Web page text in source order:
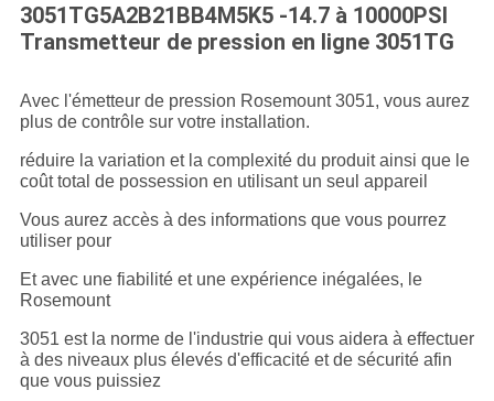
DE
VIE
PRIVÉE
3051TG5A2B21BB4M5K5 -14.7 à 10000PSI
Transmetteur de pression en ligne 3051TG
Avec l'émetteur de pression Rosemount 3051, vous aurez
plus de contrôle sur votre installation.
réduire la variation et la complexité du produit ainsi que le
coût total de possession en utilisant un seul appareil
Vous aurez accès à des informations que vous pourrez
utiliser pour
Et avec une fiabilité et une expérience inégalées, le
Rosemount
3051 est la norme de l'industrie qui vous aidera à effectuer
à des niveaux plus élevés d'efficacité et de sécurité afin
que vous puissiez